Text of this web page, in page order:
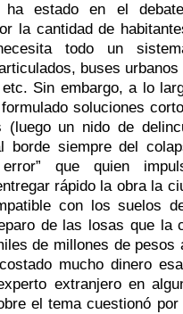
estado en el
la cantidad de
todo un
buses urbanos
Sin embargo, a lo
soluciones
(luego un nido de
borde siempre del
que quien
rápido la obra la
con los suelos
de las losas que la
de millones de pesos
mucho dinero
extranjero en
el tema cuestionó